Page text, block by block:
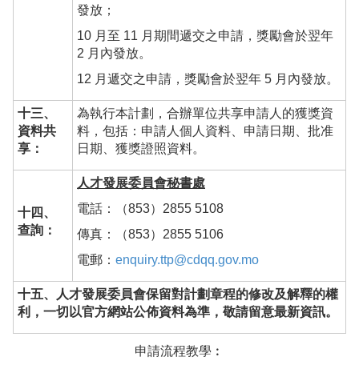
發放；
10 月至 11 月期間遞交之申請，獎勵會於翌年
2 月內發放。
12 月遞交之申請，獎勵會於翌年 5 月內發放。
十三、
資料共
享：
為執行本計劃，合辦單位共享申請人的獲獎資
料，包括：申請人個人資料、申請日期、批准
日期、獲獎證照資料。
十四、
查詢：
人才發展委員會秘書處
電話：（853）2855 5108
傳真：（853）2855 5106
電郵： enquiry.ttp@cdqq.gov.mo
十五、人才發展委員會保留對計劃章程的修改及解釋的權
利，一切以官方網站公佈資料為準，敬請留意最新資訊。
申請流程教學︰